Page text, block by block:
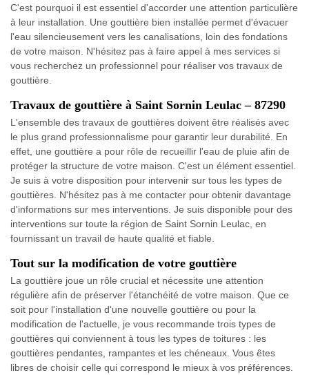
C'est pourquoi il est essentiel d'accorder une attention particulière
à leur installation. Une gouttière bien installée permet d'évacuer
l'eau silencieusement vers les canalisations, loin des fondations
de votre maison. N'hésitez pas à faire appel à mes services si
vous recherchez un professionnel pour réaliser vos travaux de
gouttière.
Travaux de gouttière à Saint Sornin Leulac – 87290
L'ensemble des travaux de gouttières doivent être réalisés avec
le plus grand professionnalisme pour garantir leur durabilité. En
effet, une gouttière a pour rôle de recueillir l'eau de pluie afin de
protéger la structure de votre maison. C'est un élément essentiel.
Je suis à votre disposition pour intervenir sur tous les types de
gouttières. N'hésitez pas à me contacter pour obtenir davantage
d'informations sur mes interventions. Je suis disponible pour des
interventions sur toute la région de Saint Sornin Leulac, en
fournissant un travail de haute qualité et fiable.
Tout sur la modification de votre gouttière
La gouttière joue un rôle crucial et nécessite une attention
régulière afin de préserver l'étanchéité de votre maison. Que ce
soit pour l'installation d'une nouvelle gouttière ou pour la
modification de l'actuelle, je vous recommande trois types de
gouttières qui conviennent à tous les types de toitures : les
gouttières pendantes, rampantes et les chéneaux. Vous êtes
libres de choisir celle qui correspond le mieux à vos préférences.